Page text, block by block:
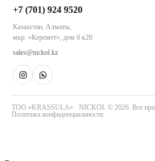
Акции
Контакты
Магазины NICKOL
Тараз
+7 (701) 924 9520
Казахстан, Алматы,
мкр. «Керемет», дом 6 к20
sales@nickol.kz
ТОО «KRASSULA» · NICKOL © 2026. Все
Политика конфиденциальности